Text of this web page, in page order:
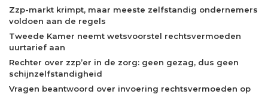
Zzp-markt krimpt, maar meeste zelfstandig ondernemers
voldoen aan de regels
Tweede Kamer neemt wetsvoorstel rechtsvermoeden
uurtarief aan
Rechter over zzp’er in de zorg: geen gezag, dus geen
schijnzelfstandigheid
Vragen beantwoord over invoering rechtsvermoeden op